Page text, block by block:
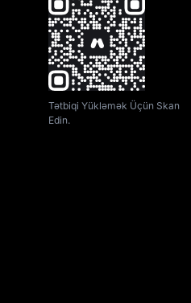
Tətbiqi Yükləmək Üçün Skan
Edin.